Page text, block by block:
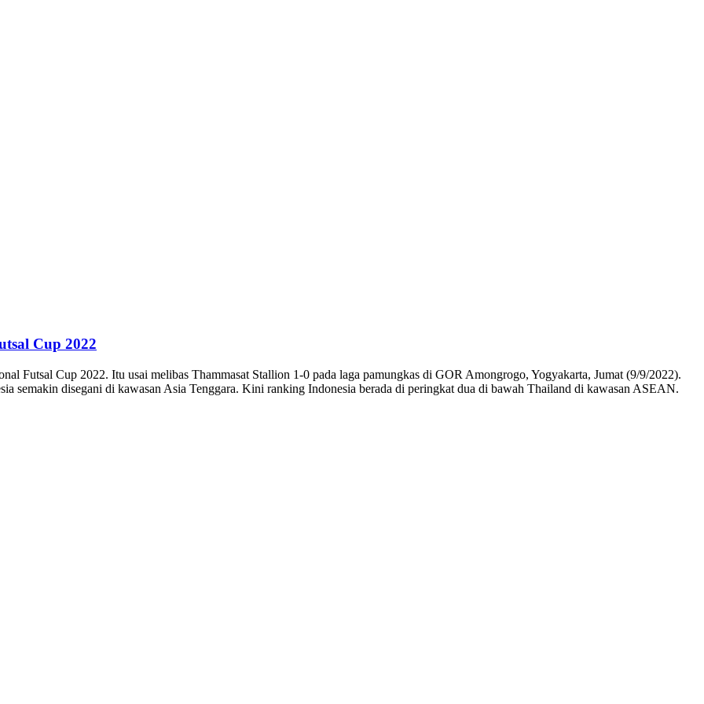
Cup 2022
Futsal Cup 2022. Itu usai melibas Thammasat Stallion 1-0 pada laga pamungkas di GOR Amongrogo, Yogyakarta, Jumat (9/9/2022).
semakin disegani di kawasan Asia Tenggara. Kini ranking Indonesia berada di peringkat dua di bawah Thailand di kawasan ASEAN.